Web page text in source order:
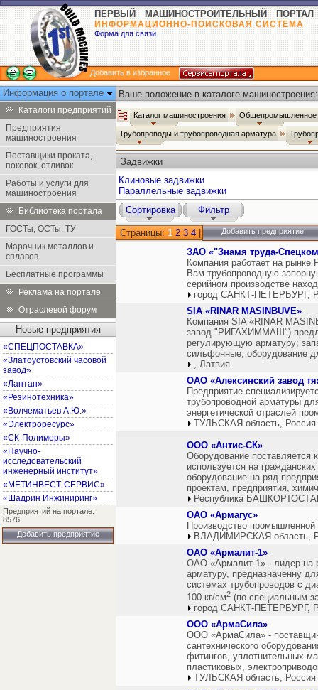
ПЕРВЫЙ МАШИНОСТРОИТЕЛЬНЫЙ ПОРТАЛ
ИНФОРМАЦИОННО-ПОИСКОВАЯ СИСТЕМА
Форма для связи
Добавить в избранное
Информация о портале
Каталоги предприятий
Предприятия
машиностроения
Поставщики проката,
поковок, отливок
Работы и услуги для
машиностроения
Библиотека портала
ГОСТы, ОСТы, ТУ
Марочник металлов и
сплавов
Бесплатные программы
Реклама на портале
Отраслевой форум
Новые предприятия
«СПЕЦПОСТАВКА»
«Златоустовский часовой
завод»
«Лантан»
«Резинотехника»
«Волчематьев А.Ю.»
«Электроресурс»
«СК-Полимеры»
«Научно-
исследовательский
инженерный институт»
«МЕТИНВЕСТ-СЕРВИС»
«Шадрин Инжиниринг»
Предприятий на портале:
8576
Добавить предприятие
Ваше положение в каталоге машиностроения:
Каталог машиностроения Общепромышленное
Трубопроводы и трубопроводная арматура
Задвижки
Клиновые задвижки
Параллельные задвижки
Сортировка
Фильтр
Страницы: 1 2 3 4 Добавить предприятие
ЗАО «"Знамя труда-
Компания работает на
Вам трубопроводную
серийном производстве
город САНКТ-ПЕТЕРБУРГ,
SIA «RINAR MASINBUVE»
Компания SIA «RINAR
завод "РИГАХИММАШ")
регулирующую арматуру;
сильфонные; оборудование
, Латвия
ОАО «Алексинский завод
Предприятие
трубопроводной арматуры
энергетической отраслей
ТУЛЬСКАЯ область, Россия
ООО «Антис-СК»
Оборудование поставляется
используется на
оборудование на ряд
проектам, предприятия,
Республика
ОАО «Армагус»
Производство
ВЛАДИМИРСКАЯ область,
ОАО «Армалит-1»
ОАО «Армалит-1» - лидер на
арматуру, предназначенну
системах трубопроводов с
100 кг/см2 (по специальным
город САНКТ-ПЕТЕРБУРГ,
ООО «АрмаСила»
ООО «АрмаСила» -
сантехнического
фитингов, уплотнительных
пластиковых,
ТУЛЬСКАЯ область, Россия